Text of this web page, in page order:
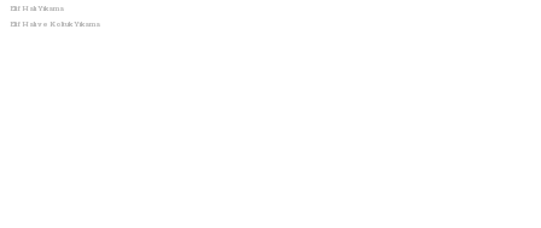
Elif Halı Yıkama
Elif Halı ve Koltuk Yıkama